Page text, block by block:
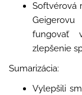
Softvérová
fungovať
zlepšenie
Sumarizácia:
Vylepšili